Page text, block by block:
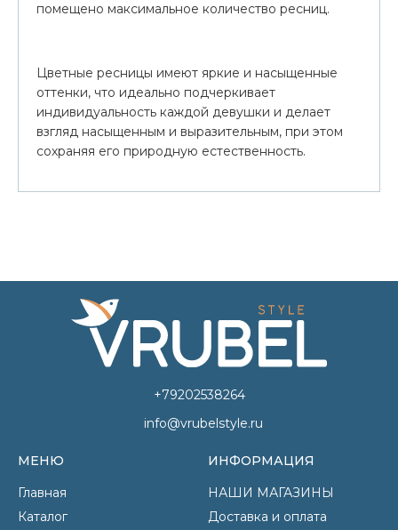
помещено максимальное количество ресниц.
Цветные ресницы имеют яркие и насыщенные
оттенки, что идеально подчеркивает
индивидуальность каждой девушки и делает
взгляд насыщенным и выразительным, при этом
сохраняя его природную естественность.
+79202538264
info@vrubelstyle.ru
МЕНЮ
Главная
Каталог
ИНФОРМАЦИЯ
НАШИ МАГАЗИНЫ
Доставка и оплата